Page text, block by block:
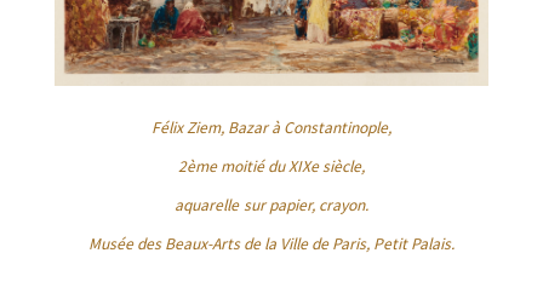
Félix Ziem, Bazar à Constantinople,
2ème moitié du XIXe siècle,
aquarelle sur papier, crayon.
Musée des Beaux-Arts de la Ville de Paris, Petit Palais.